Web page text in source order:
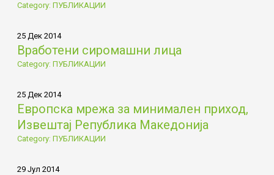
Category: ПУБЛИКАЦИИ
25 Дек 2014
Вработени сиромашни лица
Category: ПУБЛИКАЦИИ
25 Дек 2014
Европска мрежа за минимален приход,
Извештај Република Македонија
Category: ПУБЛИКАЦИИ
29 Јул 2014